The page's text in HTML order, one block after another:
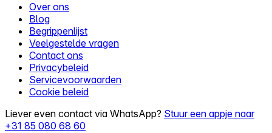
Over ons
Blog
Begrippenlijst
Veelgestelde vragen
Contact ons
Privacybeleid
Servicevoorwaarden
Cookie beleid
Liever even contact via WhatsApp? Stuur een appje naar
+31 85 080 68 60